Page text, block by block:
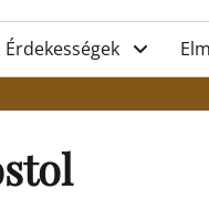
Érdekességek